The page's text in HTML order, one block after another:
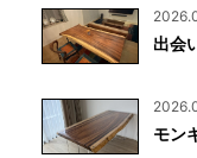
出会
モン